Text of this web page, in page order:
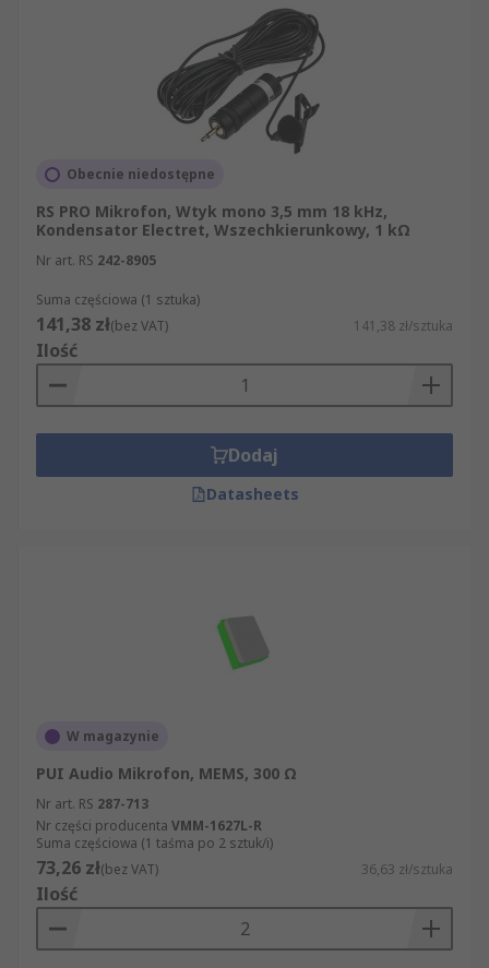
Klientom oferujemy ekspresową przesyłkę tych
produktów z kategorii Mikrofony giętkie, które
dostępne są w magazynach w chwili składania
zamówienia. Dokładamy wszelkich starań, by
oferowane przez nas artykuły z kategorii
Mikrofony giętkie miały najwyższą jakość i
spełniały wszystkie standardy bezpieczeństwa.
Udostępniamy dokładne dane techniczne na
temat wszystkich produktów z sekcji Mikrofony i
słuchawki, tak by przed zakupem mogli Państwo
sprawdzić, czy konkretny artykuł spełnia Państwa
oczekiwania.
Obecnie niedostępne
RS PRO Mikrofon, Wtyk mono 3,5 mm 18 kHz,
Kondensator Electret, Wszechkierunkowy, 1 kΩ
Nr art. RS 242-8905
Suma częściowa (1 sztuka)
141,38 zł(bez VAT) 141,38 zł/sztuka
Ilość
Dodaj
Datasheets
W magazynie
PUI Audio Mikrofon, MEMS, 300 Ω
Nr art. RS 287-713
Nr części producenta VMM-1627L-R
Suma częściowa (1 taśma po 2 sztuk/i)
73,26 zł(bez VAT) 36,63 zł/sztuka
Ilość